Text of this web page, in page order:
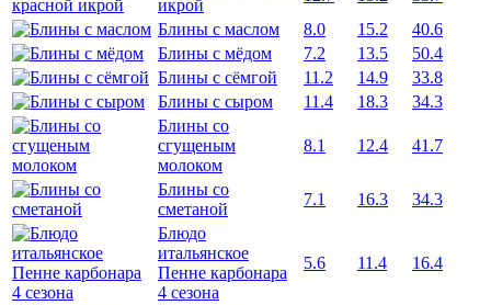
икрой
Блины с маслом
8.0 15.2
40.6
Блины с мёдом
7.2 13.5
50.4
Блины с сёмгой
11.2 14.9
33.8
Блины с сыром
11.4 18.3
34.3
Блины со
сгущеным
молоком
8.1 12.4 41.7
Блины со
сметаной
7.1 16.3
34.3
Блюдо
итальянское
Пенне карбонара
4 сезона
5.6 11.4 16.4